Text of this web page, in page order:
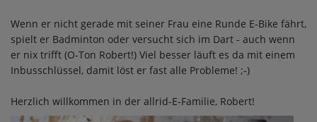
Wenn er nicht gerade mit seiner Frau eine Runde E-Bike fährt,
spielt er Badminton oder versucht sich im Dart - auch wenn
er nix trifft (O-Ton Robert!) Viel besser läuft es da mit einem
Inbusschlüssel, damit löst er fast alle Probleme! ;-)
Herzlich willkommen in der allrid-E-Familie, Robert!